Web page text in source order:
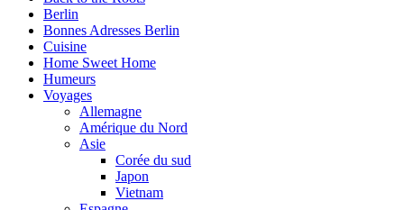
Berlin
Bonnes Adresses Berlin
Cuisine
Home Sweet Home
Humeurs
Voyages
Allemagne
Amérique du Nord
Asie
Corée du sud
Japon
Vietnam